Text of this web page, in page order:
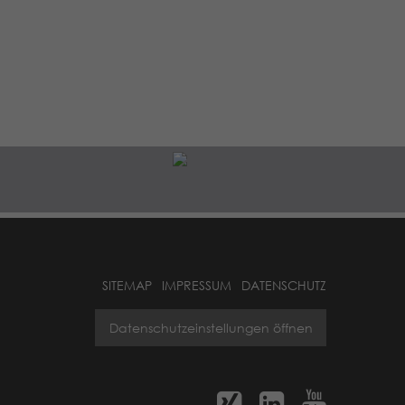
SITEMAP IMPRESSUM DATENSCHUTZ
Datenschutzeinstellungen öffnen